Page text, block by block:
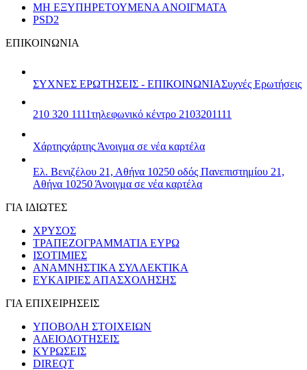
ΜΗ ΕΞΥΠΗΡΕΤΟΥΜΕΝΑ ΑΝΟΙΓΜΑΤΑ
PSD2
ΕΠΙΚΟΙΝΩΝΙΑ
ΣΥΧΝΕΣ ΕΡΩΤΗΣΕΙΣ - ΕΠΙΚΟΙΝΩΝΙΑΣυχνές Ερωτήσεις
210 320 1111τηλεφωνικό κέντρο 2103201111
Χάρτηςχάρτης Άνοιγμα σε νέα καρτέλα
Ελ. Βενιζέλου 21, Αθήνα 10250 οδός Πανεπιστημίου 21,
Αθήνα 10250 Άνοιγμα σε νέα καρτέλα
ΓΙΑ ΙΔΙΩΤΕΣ
ΧΡΥΣΟΣ
ΤΡΑΠΕΖΟΓΡΑΜΜΑΤΙΑ ΕΥΡΩ
ΙΣΟΤΙΜΙΕΣ
ΑΝΑΜΝΗΣΤΙΚΑ ΣΥΛΛΕΚΤΙΚΑ
ΕΥΚΑΙΡΙΕΣ ΑΠΑΣΧΟΛΗΣΗΣ
ΓΙΑ ΕΠΙΧΕΙΡΗΣΕΙΣ
ΥΠΟΒΟΛΗ ΣΤΟΙΧΕΙΩΝ
ΑΔΕΙΟΔΟΤΗΣΕΙΣ
ΚΥΡΩΣΕΙΣ
DIREQT